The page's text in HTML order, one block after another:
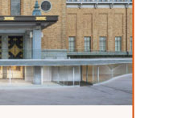
材から仕上げ、納